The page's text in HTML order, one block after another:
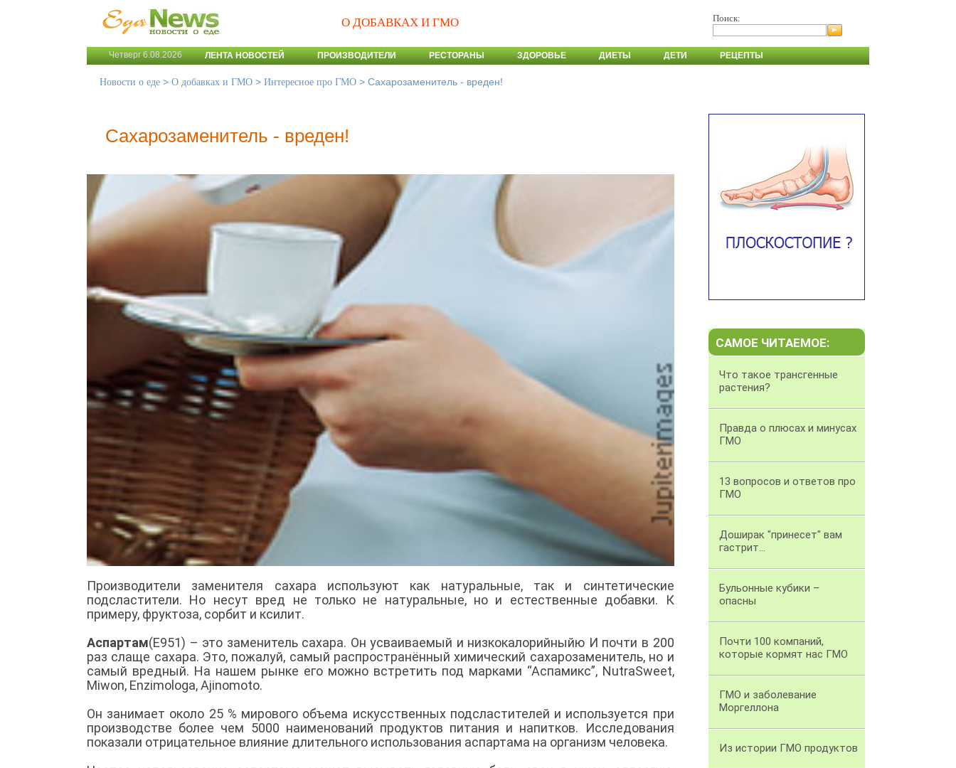
О ДОБАВКАХ И ГМО Поиск:
Четверг 6.08.2026 ЛЕНТА НОВОСТЕЙ ПРОИЗВОДИТЕЛИ РЕСТОРАНЫ ЗДОРОВЬЕ ДИЕТЫ ДЕТИ РЕЦЕПТЫ
Новости о еде > О добавках и ГМО > Интересное про ГМО > Cахарозаменитель - вреден!
Cахарозаменитель - вреден!
Производители заменителя сахара используют как натуральные, так и синтетические
подсластители. Но несут вред не только не натуральные, но и естественные добавки. К
примеру, фруктоза, сорбит и ксилит.
Аспартам(Е951) – это заменитель сахара. Он усваиваемый и низкокалорийныйю И почти в 200
раз слаще сахара. Это, пожалуй, самый распространённый химический сахарозаменитель, но и
самый вредный. На нашем рынке его можно встретить под марками “Аспамикс”, NutraSweet,
Miwon, Enzimologa, Ajinomoto.
Он занимает около 25 % мирового объема искусственных подсластителей и используется при
производстве более чем 5000 наименований продуктов питания и напитков. Исследования
показали отрицательное влияние длительного использования аспартама на организм человека.
САМОЕ ЧИТАЕМОЕ:
Что такое трансгенные
растения?
Правда о плюсах и минусах
ГМО
13 вопросов и ответов про
ГМО
Доширак "принесет" вам
гастрит...
Бульонные кубики –
опасны
Почти 100 компаний,
которые кормят нас ГМО
ГМО и заболевание
Моргеллона
Из истории ГМО продуктов